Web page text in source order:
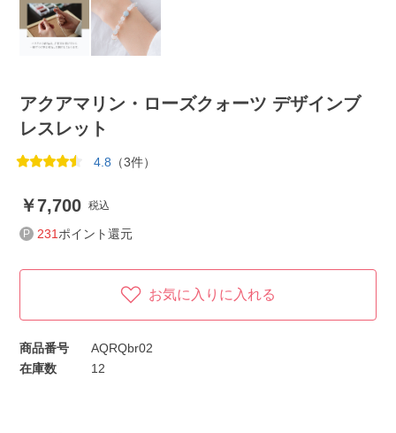
アクアマリン・ローズクォーツ デザインブ
レスレット
4.8 （3件）
7,700 税込
231 ポイント還元
お気に入りに入れる
商品番号
AQRQbr02
在庫数
12